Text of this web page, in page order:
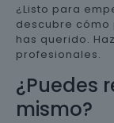
¿Listo para
descubre
has querido.
profesionales.
¿Puedes
mismo?